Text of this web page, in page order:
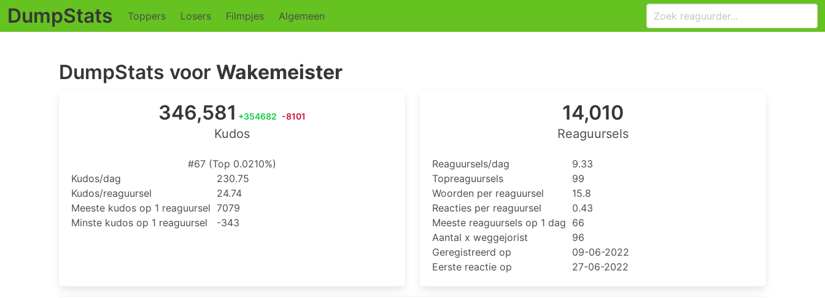
DumpStats Toppers Losers Filmpjes Algemeen
DumpStats voor Wakemeister
346,581 +354682 -8101
Kudos
#67 (Top 0.0210%)
Kudos/dag
230.75
Kudos/reaguursel
24.74
Meeste kudos op 1 reaguursel 7079
Minste kudos op 1 reaguursel
-343
14,010
Reaguursels
Reaguursels/dag
9.33
Topreaguursels
99
Woorden per reaguursel
15.8
Reacties per reaguursel
0.43
Meeste reaguursels op 1 dag 66
Aantal x weggejorist
96
Geregistreerd op
09-06-2022
Eerste reactie op
27-06-2022